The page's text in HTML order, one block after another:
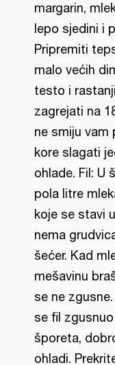
margarin,
lepo sjedini i
Pripremiti
malo većih
testo i
zagrejati na
ne smiju vam
kore slagati
ohlade. Fil: U
pola litre
koje se stavi
nema
šećer. Kad
mešavinu
se ne
se fil
šporeta,
ohladi.